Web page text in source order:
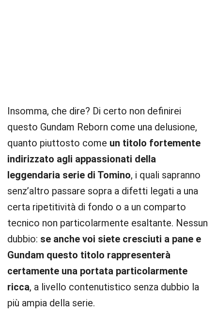
Insomma, che dire? Di certo non definirei
questo Gundam Reborn come una delusione,
quanto piuttosto come un titolo fortemente
indirizzato agli appassionati della
leggendaria serie di Tomino, i quali sapranno
senz’altro passare sopra a difetti legati a una
certa ripetitività di fondo o a un comparto
tecnico non particolarmente esaltante. Nessun
dubbio: se anche voi siete cresciuti a pane e
Gundam questo titolo rappresenterà
certamente una portata particolarmente
ricca, a livello contenutistico senza dubbio la
più ampia della serie.